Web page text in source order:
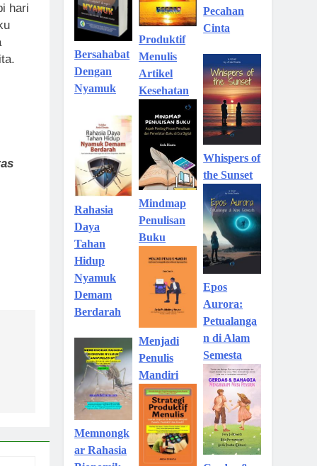
hari
Bersahabat
Dengan
Nyamuk
Rahasia
Daya
Tahan
Hidup
Nyamuk
Demam
Berdarah
Memnongk
ar Rahasia
Produktif
Menulis
Artikel
Kesehatan
Mindmap
Penulisan
Buku
Menjadi
Penulis
Mandiri
Pecahan
Cinta
Whispers of
the Sunset
Epos
Aurora:
Petualanga
n di Alam
Semesta